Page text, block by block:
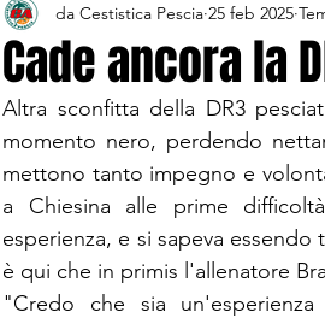
Silver Under 14 Silver
CSI Under 13
Cade ancora la
da Cestistica Pescia 25 feb 2025
Altra sconfitta della DR3
momento nero, perdendo
mettono tanto impegno e
a Chiesina alle prime
esperienza, e si sapeva
è qui che in primis l'allenatore
"Credo che sia